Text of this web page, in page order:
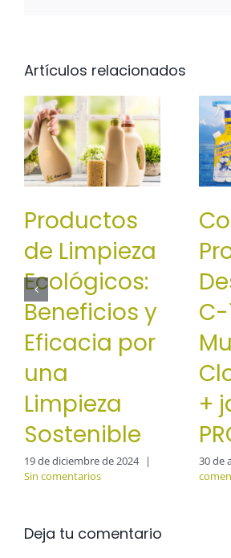
Artículos relacionados
Productos
de Limpieza
Ecológicos:
Beneficios y
Eficacia por
una
Limpieza
Sostenible
19 de diciembre de 2024
|
Sin comentarios
C-
+
30 de
Deja tu comentario